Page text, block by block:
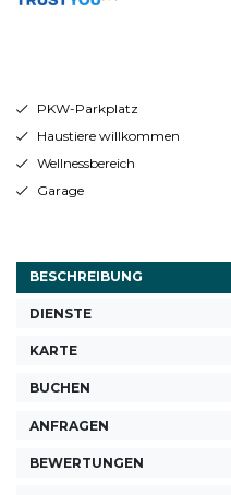
PKW-Parkplatz
Haustiere willkommen
Wellnessbereich
Garage
BESCHREIBUNG
DIENSTE
KARTE
BUCHEN
ANFRAGEN
BEWERTUNGEN